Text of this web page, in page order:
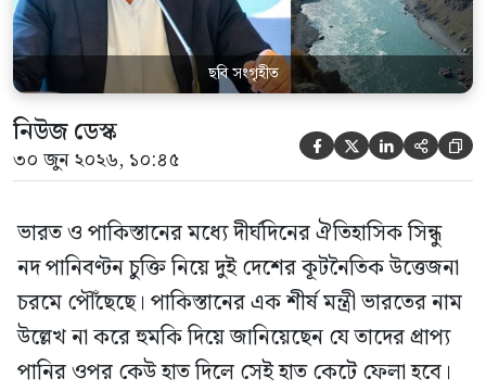
ছবি সংগৃহীত
নিউজ ডেস্ক
৩০ জুন ২০২৬, ১০:৪৫     
ভারত ও পাকিস্তানের মধ্যে দীর্ঘদিনের ঐতিহাসিক সিন্ধু
নদ পানিবণ্টন চুক্তি নিয়ে দুই দেশের কূটনৈতিক উত্তেজনা
চরমে পৌঁছেছে। পাকিস্তানের এক শীর্ষ মন্ত্রী ভারতের নাম
উল্লেখ না করে হুমকি দিয়ে জানিয়েছেন যে তাদের প্রাপ্য
পানির ওপর কেউ হাত দিলে সেই হাত কেটে ফেলা হবে।